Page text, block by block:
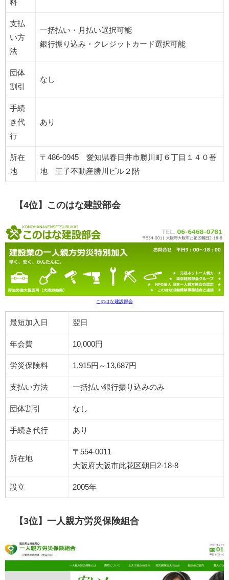
料
支払
い方
法
一括払い・月払い選択可能
銀行振り込み・クレジットカード選択可能
団体
割引
なし
手続
き代
行
あり
所在
地
〒486-0945 愛知県春日井市勝川町６丁目１４０番
地 王子不動産勝川ビル２階
【4位】このはな建設部会
このはな建設部会
最短加入日 翌日
年会費 10,000円
労災保険料 1,915円～13,687円
支払い方法 一括払い銀行振り込みのみ
団体割引 なし
手続き代行 あり
所在地
〒554-0011
大阪府大阪市此花区朝日2-18-8
設立 2005年
【3位】一人親方労災保険組合